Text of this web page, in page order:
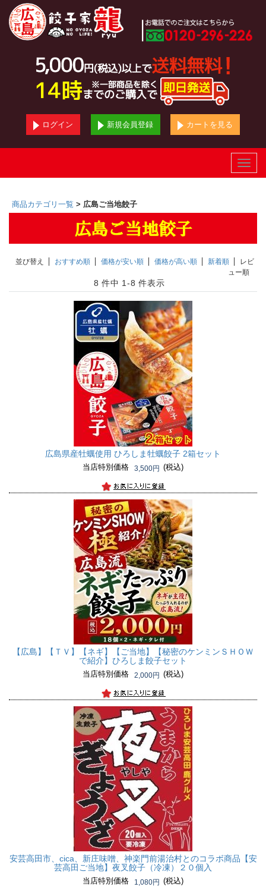
ログイン 新規会員登録 カートを見る
Toggle
商品カテゴリ一覧 > 広島ご当地餃子
並び替え おすすめ順 価格が安い順 価格が高い順 新着順
レビ
ュー順
8 件中 1-8 件表示
広島県産牡蠣使用 ひろしま牡蠣餃子 2箱セット
当店特別価格 3,500円 (税込)
【広島】【ＴＶ】【ネギ】【ご当地】
【秘密のケンミンＳＨＯＷ
で紹介】ひろしま餃子セット
当店特別価格 2,000円 (税込)
安芸高田市、cica、新庄味噌、神楽門前湯治村とのコラボ商品 【安
芸高田ご当地】夜叉餃子（冷凍）２０個入
当店特別価格 1,080円 (税込)